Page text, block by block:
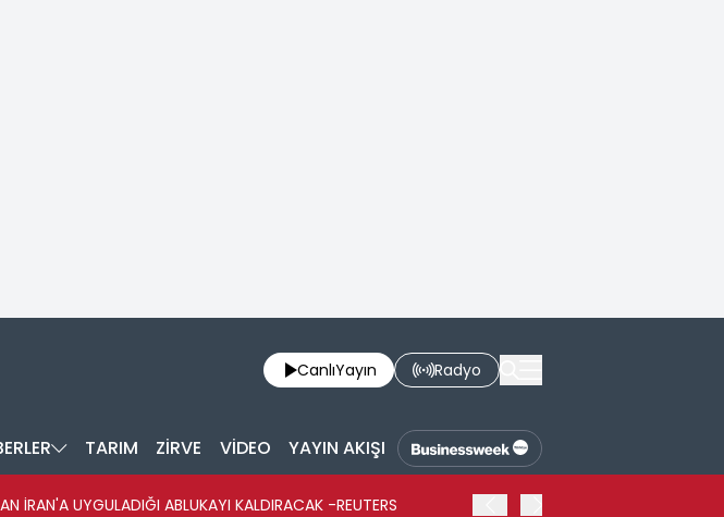
CanlıYayın Radyo
TARIM ZİRVE VİDEO YAYIN AKIŞI
İRAN'A UYGULADIĞI ABLUKAYI KALDIRACAK -REUTERS